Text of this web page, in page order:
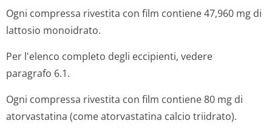
Ogni compressa rivestita con film contiene 47,960 mg di
lattosio monoidrato.
Per l'elenco completo degli eccipienti, vedere
paragrafo 6.1.
Ogni compressa rivestita con film contiene 80 mg di
atorvastatina (come atorvastatina calcio triidrato).